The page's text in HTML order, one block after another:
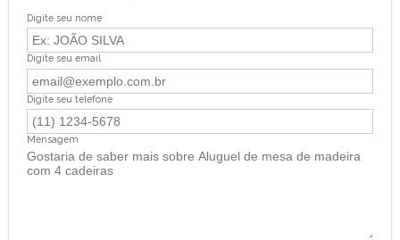
Digite seu nome
Digite seu email
Digite seu telefone
Mensagem